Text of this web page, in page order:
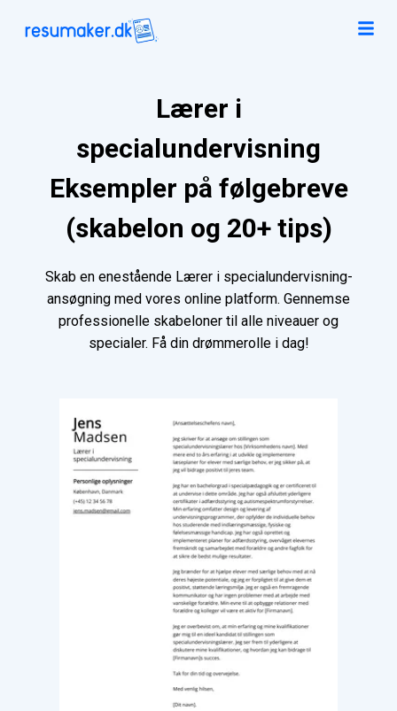
Lærer i
specialundervisning
Eksempler på følgebreve
(skabelon og 20+ tips)
Skab en enestående Lærer i specialundervisning-
ansøgning med vores online platform. Gennemse
professionelle skabeloner til alle niveauer og
specialer. Få din drømmerolle i dag!